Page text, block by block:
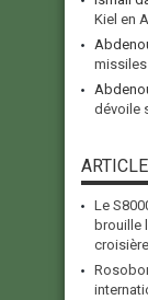
Kiel en
dévoile
Le
brouille
croisière